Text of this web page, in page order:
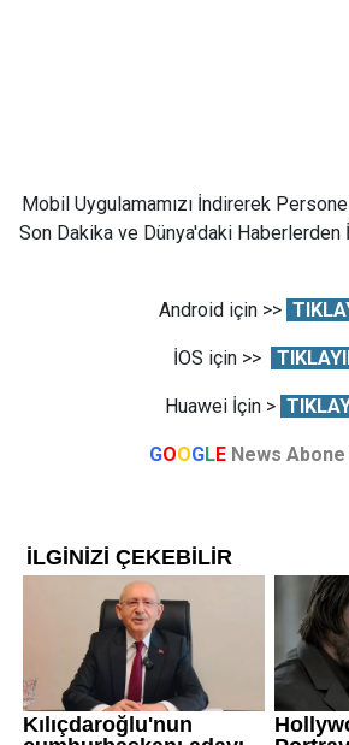
Mobil Uygulamamızı İndirerek Personel
Son Dakika ve Dünya'daki Haberlerden
Android için >>
İOS için >>
Huawei İçin >
GOOGLE News Abone